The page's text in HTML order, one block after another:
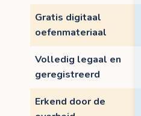
Gratis digitaal
oefenmateriaal
Volledig legaal en
geregistreerd
Erkend door de